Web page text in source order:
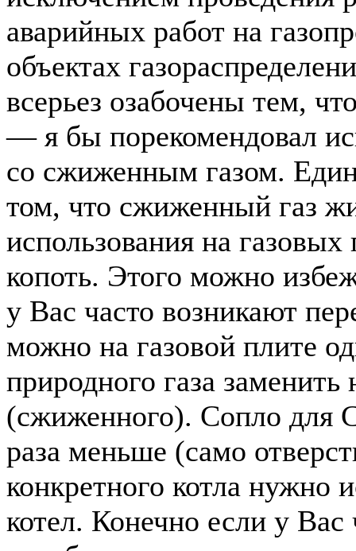
аварийных работ на
объектах
всерьез озабочены тем,
— я бы порекомендовал
со сжиженным газом.
том, что сжиженный газ
использования на газовых
копоть. Этого можно
у Вас часто возникают
можно на газовой плите
природного газа
(сжиженного). Сопло для
раза меньше (само
конкретного котла нужно
котел. Конечно если у Вас